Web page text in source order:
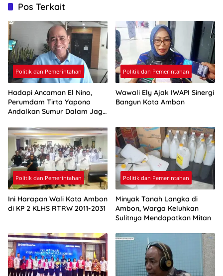
Pos Terkait
Politik dan Pemerintahan
Hadapi Ancaman El Nino,
Perumdam Tirta Yapono
Andalkan Sumur Dalam Jaga
Politik dan Pemerintahan
Wawali Ely Ajak IWAPI Sinergi
Bangun Kota Ambon
Politik dan Pemerintahan
Ini Harapan Wali Kota Ambon
di KP 2 KLHS RTRW 2011-2031
Politik dan Pemerintahan
Minyak Tanah Langka di
Ambon, Warga Keluhkan
Sulitnya Mendapatkan Mitan